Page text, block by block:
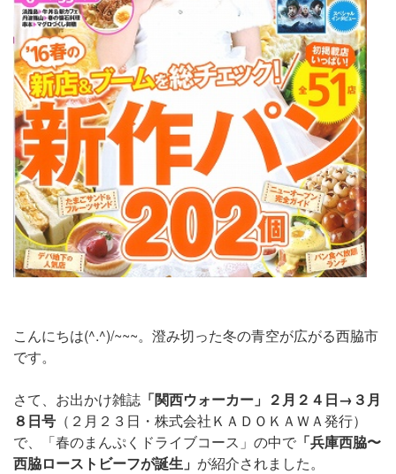
こんにちは(^.^)/~~~。澄み切った冬の青空が広がる西脇市
です。
さて、お出かけ雑誌 「関西ウォーカー」２月２４日→３月
８日号 （２月２３日・株式会社ＫＡＤＯＫＡＷＡ発行）
で、「春のまんぷくドライブコース」の中で 「兵庫西脇〜
西脇ローストビーフが誕生」 が紹介されました。